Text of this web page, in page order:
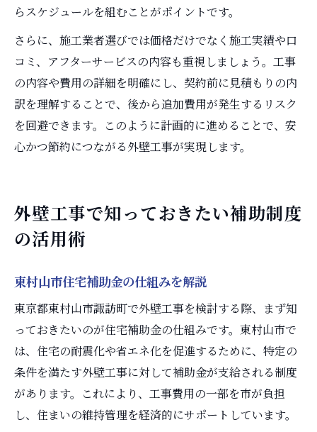
らスケジュールを組むことがポイントです。
さらに、施工業者選びでは価格だけでなく施工実績や口
コミ、アフターサービスの内容も重視しましょう。工事
の内容や費用の詳細を明確にし、契約前に見積もりの内
訳を理解することで、後から追加費用が発生するリスク
を回避できます。このように計画的に進めることで、安
心かつ節約につながる外壁工事が実現します。
外壁工事で知っておきたい補助制度
の活用術
東村山市住宅補助金の仕組みを解説
東京都東村山市諏訪町で外壁工事を検討する際、まず知
っておきたいのが住宅補助金の仕組みです。東村山市で
は、住宅の耐震化や省エネ化を促進するために、特定の
条件を満たす外壁工事に対して補助金が支給される制度
があります。これにより、工事費用の一部を市が負担
し、住まいの維持管理を経済的にサポートしています。